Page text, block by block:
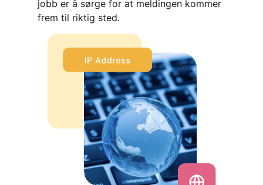
jobb er å sørge for at meldingen kommer
frem til riktig sted.